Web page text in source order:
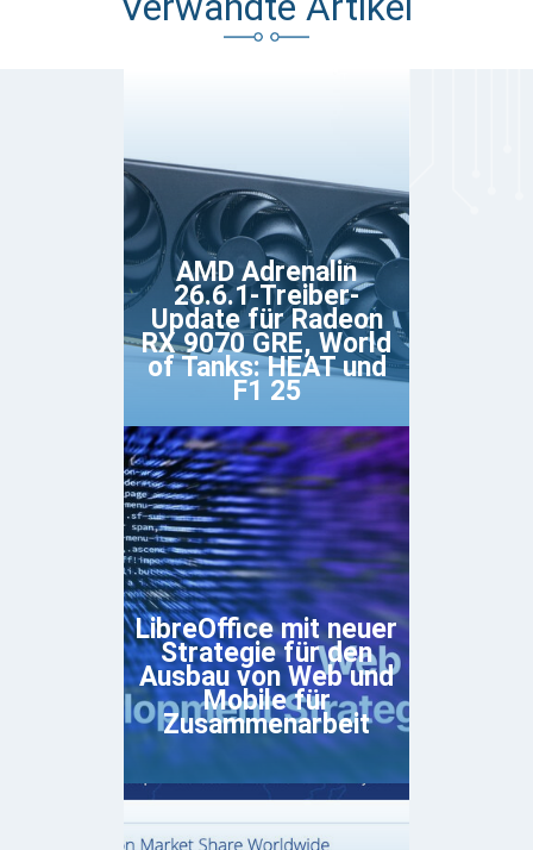
AMD Adrenalin
26.6.1-Treiber-
Update für Radeon
RX 9070 GRE, World
of Tanks: HEAT und
F1 25
LibreOffice mit neuer
Strategie für den
Ausbau von Web und
Mobile für
Zusammenarbeit